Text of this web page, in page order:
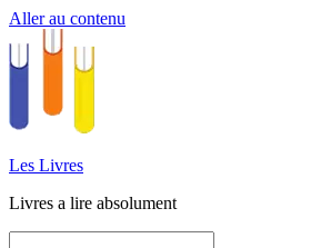
Aller au contenu
Les Livres
Livres a lire absolument